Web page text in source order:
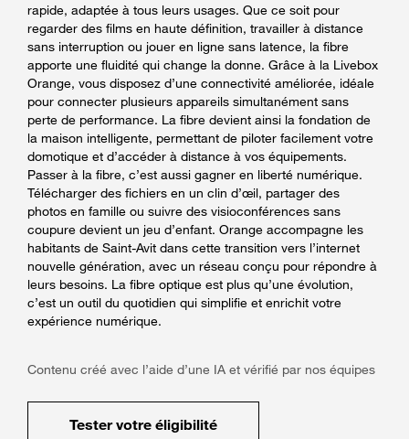
rapide, adaptée à tous leurs usages. Que ce soit pour
regarder des films en haute définition, travailler à distance
sans interruption ou jouer en ligne sans latence, la fibre
apporte une fluidité qui change la donne. Grâce à la Livebox
Orange, vous disposez d’une connectivité améliorée, idéale
pour connecter plusieurs appareils simultanément sans
perte de performance. La fibre devient ainsi la fondation de
la maison intelligente, permettant de piloter facilement votre
domotique et d’accéder à distance à vos équipements.
Passer à la fibre, c’est aussi gagner en liberté numérique.
Télécharger des fichiers en un clin d’œil, partager des
photos en famille ou suivre des visioconférences sans
coupure devient un jeu d’enfant. Orange accompagne les
habitants de Saint-Avit dans cette transition vers l’internet
nouvelle génération, avec un réseau conçu pour répondre à
leurs besoins. La fibre optique est plus qu’une évolution,
c’est un outil du quotidien qui simplifie et enrichit votre
expérience numérique.
Contenu créé avec l’aide d’une IA et vérifié par nos équipes
Tester votre éligibilité